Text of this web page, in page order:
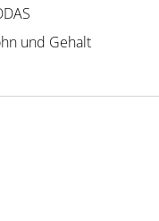
und Gehalt